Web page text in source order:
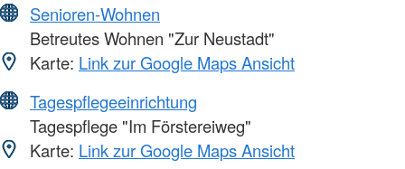
Senioren-Wohnen
Betreutes Wohnen "Zur Neustadt"
Karte: Link zur Google Maps Ansicht
Tagespflegeeinrichtung
Tagespflege "Im Förstereiweg"
Karte: Link zur Google Maps Ansicht